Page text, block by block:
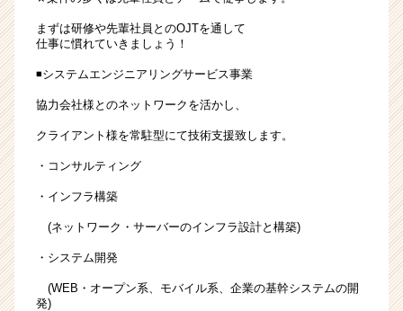
まずは研修や先輩社員とのOJTを通して
仕事に慣れていきましょう！
◾️システムエンジニアリングサービス事業
協力会社様とのネットワークを活かし、
クライアント様を常駐型にて技術支援致します。
・コンサルティング
・インフラ構築
(ネットワーク・サーバーのインフラ設計と構築)
・システム開発
(WEB・オープン系、モバイル系、企業の基幹システムの開
発)